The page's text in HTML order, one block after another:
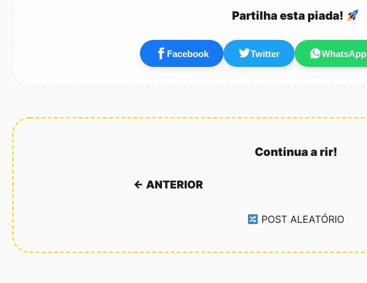
Partilha esta piada!
Facebook Twitter WhatsApp
Continua a rir!
← ANTERIOR
POST ALEATÓRIO